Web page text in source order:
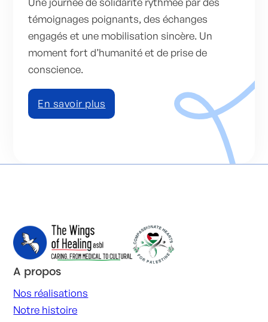
témoignages poignants, des échanges
engagés et une mobilisation sincère. Un
moment fort d’humanité et de prise de
conscience.
En savoir plus
A propos
Nos réalisations
Notre histoire